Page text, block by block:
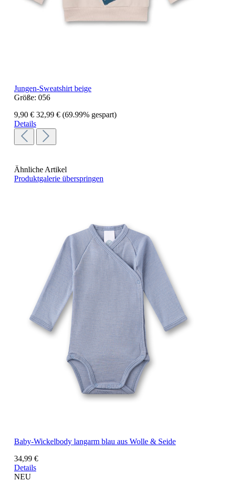
Jungen-Sweatshirt beige
Größe: 056
9,90 € 32,99 € (69.99% gespart)
Details
Ähnliche Artikel
Produktgalerie überspringen
Baby-Wickelbody langarm blau aus Wolle & Seide
34,99 €
Details
NEU